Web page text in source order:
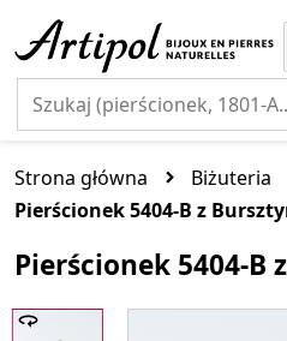
Strona główna Biżuteria
Pierścionek 5404-B z
Pierścionek 5404-B